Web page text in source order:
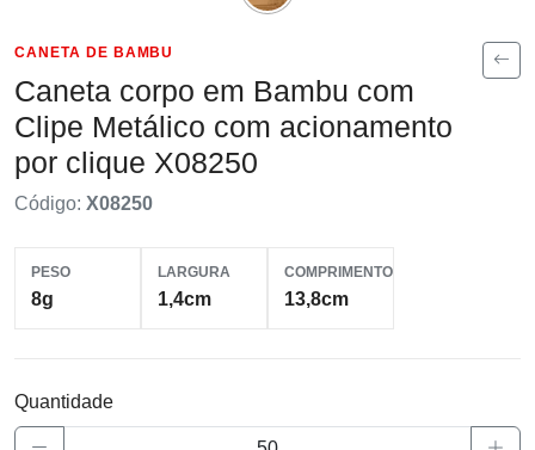
CANETA DE BAMBU
Caneta corpo em Bambu com
Clipe Metálico com acionamento
por clique X08250
Código: X08250
PESO
8g
LARGURA
1,4cm
COMPRIMENTO
13,8cm
Quantidade